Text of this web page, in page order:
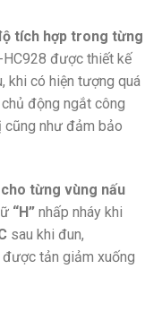
tích hợp trong từng
được thiết kế
khi có hiện tượng quá
động ngắt công
cũng như đảm bảo
từng vùng nấu
“H” nhấp nháy khi
sau khi đun,
tản giảm xuống